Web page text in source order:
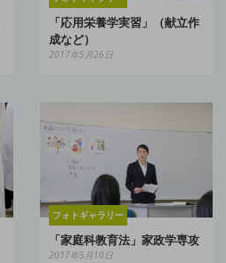
「応用栄養学実習」（献立作
成など）
2017年5月26日
フォトギャラリー
「家庭科教育法」家政学専攻
2017年5月10日